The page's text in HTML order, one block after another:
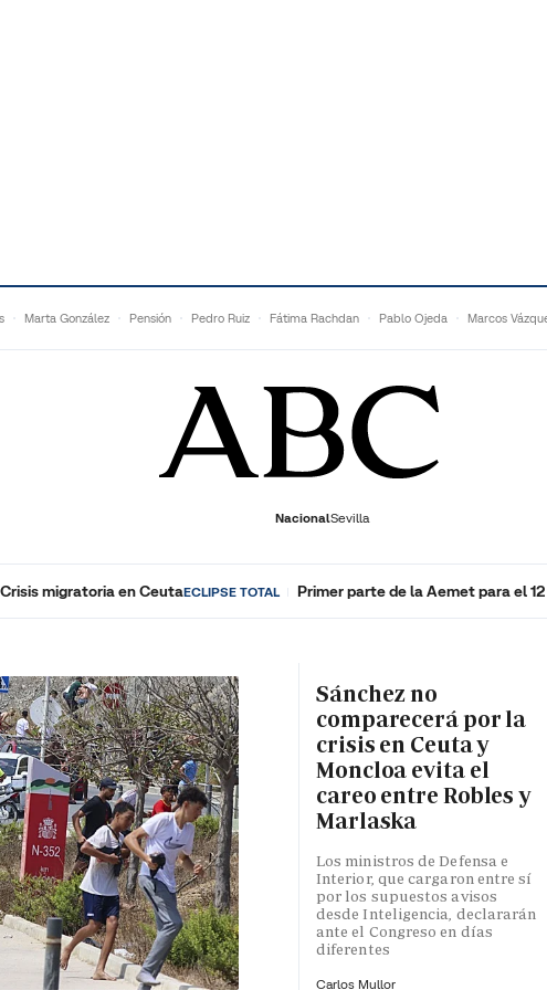
Marta González Pensión Pedro Ruiz Fátima Rachdan Pablo Ojeda Marcos
NacionalSevilla
ECONOMÍADEPORTESSOCIEDADCULTURAGENTEPLAYHISTORIAÚLTIMA HORA
Crisis migratoria en CeutaECLIPSE TOTAL Primer parte de la Aemet para el
Sánchez no
comparecerá por la
crisis en Ceuta y
Moncloa evita el
careo entre Robles y
Marlaska
Los ministros de Defensa e
Interior, que cargaron entre sí
por los supuestos avisos
desde Inteligencia, declararán
ante el Congreso en días
diferentes
Carlos Mullor